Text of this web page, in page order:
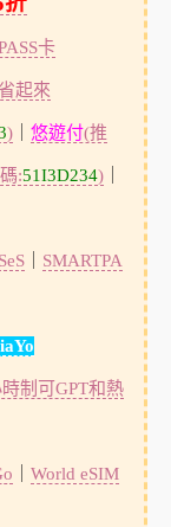
卡
起來
)｜ 悠遊付(推
:51I3D234)｜
｜ SMARTPA
制可GPT和熱
World eSIM